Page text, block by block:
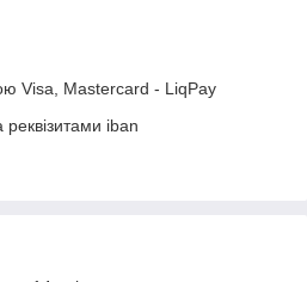
Visa, Mastercard - LiqPay
реквізитами iban